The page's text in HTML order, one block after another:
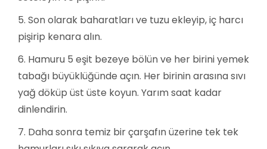
Son olarak baharatları ve tuzu ekleyip, iç harcı
pişirip kenara alın.
Hamuru 5 eşit bezeye bölün ve her birini yemek
tabağı büyüklüğünde açın. Her birinin arasına sıvı
yağ döküp üst üste koyun. Yarım saat kadar
dinlendirin.
Daha sonra temiz bir çarşafın üzerine tek tek